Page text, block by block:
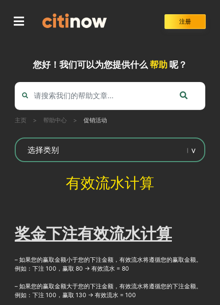
content
注册
您好！我们可以为您提供什么 帮助呢？
主页 > 帮助中心 > 促销活动
有效流水计算
奖金下注有效流水计算
– 如果您的赢取金额小于您的下注金额，有效流水将遵循您的赢取金额。
例如：下注 100，赢取 80 → 有效流水 = 80
– 如果您的赢取金额大于您的下注金额，有效流水将遵循您的下注金额。
例如：下注 100，赢取 130 → 有效流水 = 100